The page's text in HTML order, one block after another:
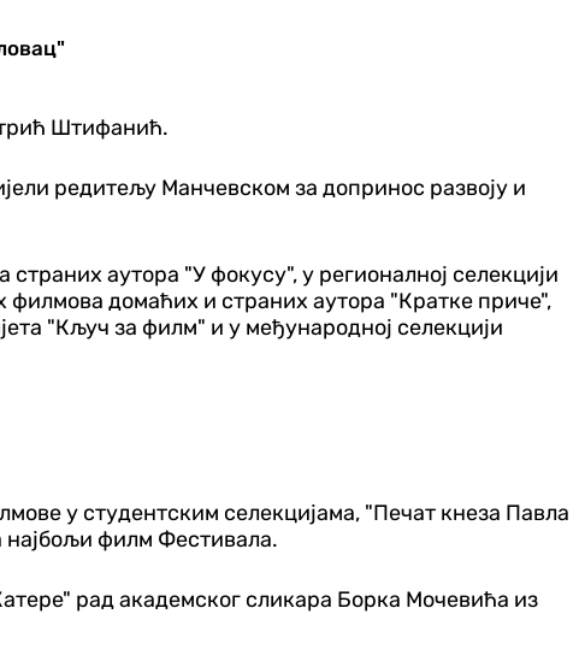
Штифанић.
редитељу Манчевском за допринос развоју и
аутора "У фокусу", у регионалној селекцији
домаћих и страних аутора "Кратке приче",
"Кључ за филм" и у међународној селекцији
у студентским селекцијама, "Печат кнеза Павла
најбољи филм Фестивала.
рад академског сликара Борка Мочевића из